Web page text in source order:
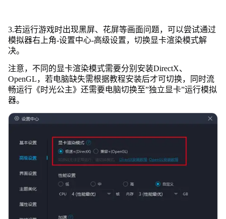
3.若运行游戏时出现黑屏、花屏等画面问题，可以尝试通过
模拟器右上角-设置中心-高级设置，切换显卡渲染模式解
决。
注意，不同的显卡渲染模式需要分别安装DirectX、
OpenGL，若电脑缺失需根据教程安装后才可切换，同时流
畅运行《时光公主》还需要电脑切换至”独立显卡”运行模拟
器。